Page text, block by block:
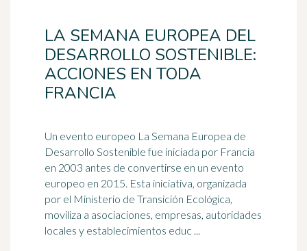
LA SEMANA EUROPEA DEL
DESARROLLO SOSTENIBLE:
ACCIONES EN TODA
FRANCIA
Un evento europeo La Semana Europea de
Desarrollo Sostenible fue iniciada por Francia
en 2003 antes de convertirse en un evento
europeo en 2015. Esta iniciativa, organizada
por el Ministerio de Transición Ecológica,
moviliza a asociaciones, empresas, autoridades
locales y establecimientos educ ...